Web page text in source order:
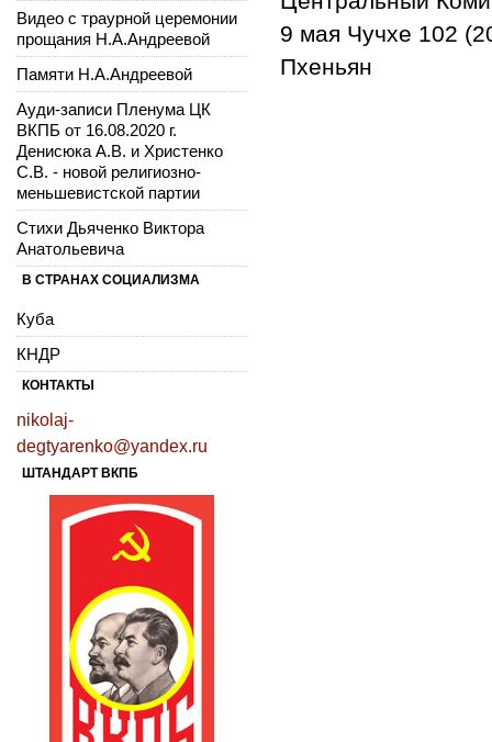
9 мая Чучхе 102
Пхеньян
Видео с траурной церемонии
прощания Н.А.Андреевой
Памяти Н.А.Андреевой
Ауди-записи Пленума ЦК
ВКПБ от 16.08.2020 г.
Денисюка А.В. и Христенко
С.В. - новой религиозно-
меньшевистской партии
Стихи Дьяченко Виктора
Анатольевича
В СТРАНАХ СОЦИАЛИЗМА
Куба
КНДР
КОНТАКТЫ
nikolaj-
degtyarenko@yandex.ru
ШТАНДАРТ ВКПБ